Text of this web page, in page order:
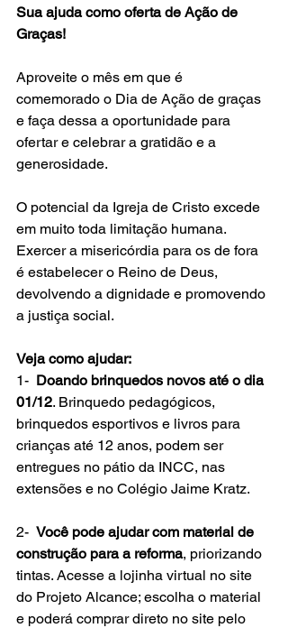
Sua ajuda como oferta de Ação de
Graças!
Aproveite o mês em que é
comemorado o Dia de Ação de graças
e faça dessa a oportunidade para
ofertar e celebrar a gratidão e a
generosidade.
O potencial da Igreja de Cristo excede
em muito toda limitação humana.
Exercer a misericórdia para os de fora
é estabelecer o Reino de Deus,
devolvendo a dignidade e promovendo
a justiça social.
Veja como ajudar:
1- Doando brinquedos novos até o dia
01/12. Brinquedo pedagógicos,
brinquedos esportivos e livros para
crianças até 12 anos, podem ser
entregues no pátio da INCC, nas
extensões e no Colégio Jaime Kratz.
2- Você pode ajudar com material de
construção para a reforma, priorizando
tintas. Acesse a lojinha virtual no site
do Projeto Alcance; escolha o material
e poderá comprar direto no site pelo